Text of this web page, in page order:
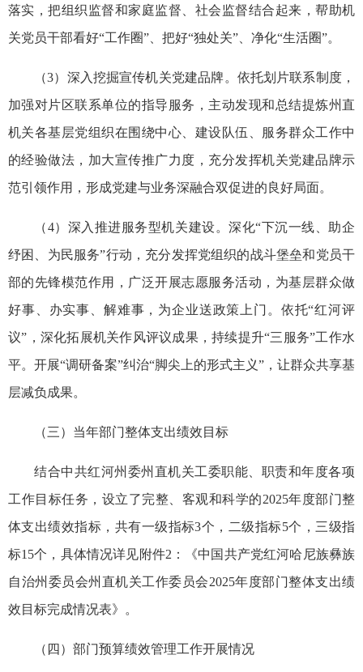
落实，把组织监督和家庭监督、社会监督结合起来，帮助机
关党员干部看好“工作圈”、把好“独处关”、净化“生活圈”。
（3）深入挖掘宣传机关党建品牌。依托划片联系制度，
加强对片区联系单位的指导服务，主动发现和总结提炼州直
机关各基层党组织在围绕中心、建设队伍、服务群众工作中
的经验做法，加大宣传推广力度，充分发挥机关党建品牌示
范引领作用，形成党建与业务深融合双促进的良好局面。
（4）深入推进服务型机关建设。深化“下沉一线、助企
纾困、为民服务”行动，充分发挥党组织的战斗堡垒和党员干
部的先锋模范作用，广泛开展志愿服务活动，为基层群众做
好事、办实事、解难事，为企业送政策上门。依托“红河评
议”，深化拓展机关作风评议成果，持续提升“三服务”工作水
平。开展“调研备案”纠治“脚尖上的形式主义”，让群众共享基
层减负成果。
（三）当年部门整体支出绩效目标
结合中共红河州委州直机关工委职能、职责和年度各项
工作目标任务，设立了完整、客观和科学的2025年度部门整
体支出绩效指标，共有一级指标3个，二级指标5个，三级指
标15个， 具体情况详见附件2：《中国共产党红河哈尼族彝族
自治州委员会州直机关工作委员会2025年度部门整体支出绩
效目标完成情况表》。
（四）部门预算绩效管理工作开展情况